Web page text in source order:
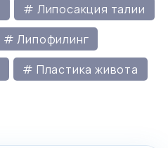
# Липосакция талии
# Липофилинг
# Пластика живота